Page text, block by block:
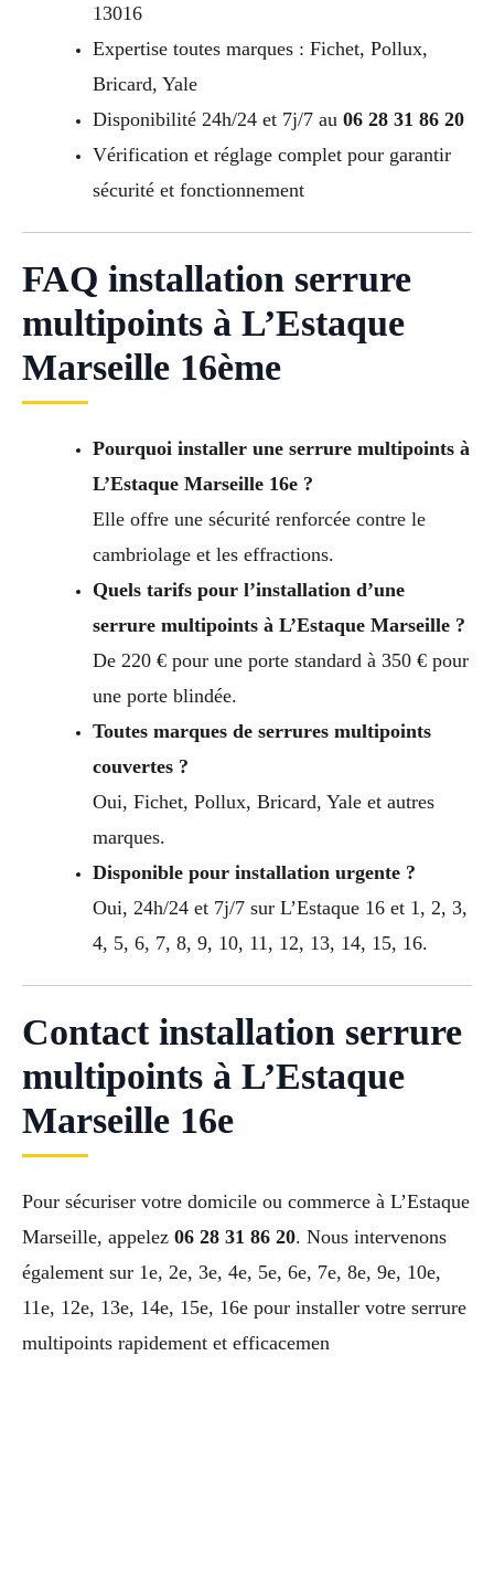
13016
Expertise toutes marques : Fichet, Pollux,
Bricard, Yale
Disponibilité 24h/24 et 7j/7 au 06 28 31 86 20
Vérification et réglage complet pour garantir
sécurité et fonctionnement
FAQ installation serrure
multipoints à L’Estaque
Marseille 16ème
Pourquoi installer une serrure multipoints à
L’Estaque Marseille 16e ?
Elle offre une sécurité renforcée contre le
cambriolage et les effractions.
Quels tarifs pour l’installation d’une
serrure multipoints à L’Estaque Marseille ?
De 220 € pour une porte standard à 350 € pour
une porte blindée.
Toutes marques de serrures multipoints
couvertes ?
Oui, Fichet, Pollux, Bricard, Yale et autres
marques.
Disponible pour installation urgente ?
Oui, 24h/24 et 7j/7 sur L’Estaque 16 et 1, 2, 3,
4, 5, 6, 7, 8, 9, 10, 11, 12, 13, 14, 15, 16.
Contact installation serrure
multipoints à L’Estaque
Marseille 16e
Pour sécuriser votre domicile ou commerce à L’Estaque
Marseille, appelez 06 28 31 86 20. Nous intervenons
également sur 1e, 2e, 3e, 4e, 5e, 6e, 7e, 8e, 9e, 10e,
11e, 12e, 13e, 14e, 15e, 16e pour installer votre serrure
multipoints rapidement et efficacemen